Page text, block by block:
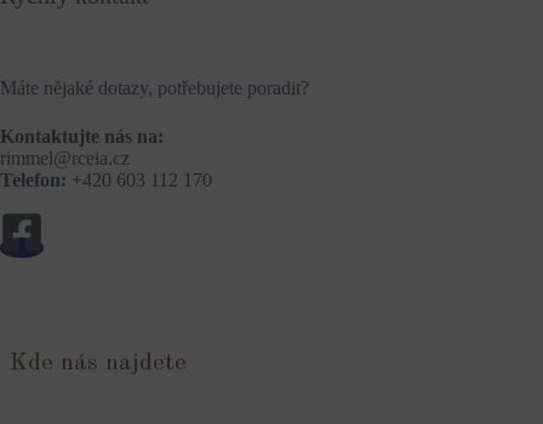
Máte nějaké dotazy, potřebujete poradit?
Kontaktujte nás na:
rimmel@rceia.cz
Telefon: +420 603 112 170
Kde nás najdete